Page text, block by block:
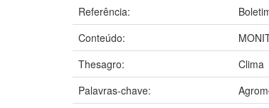
Referência:
Conteúdo:
Thesagro:
Clima
Palavras-chave: